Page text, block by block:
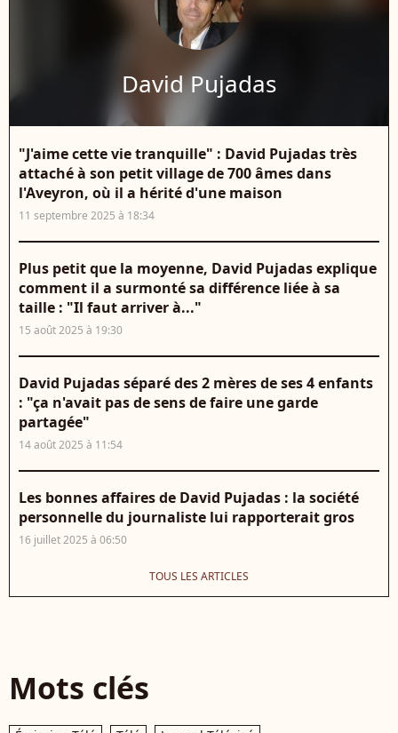
David Pujadas
"J'aime cette vie tranquille" : David Pujadas très
attaché à son petit village de 700 âmes dans
l'Aveyron, où il a hérité d'une maison
11 septembre 2025 à 18:34
Plus petit que la moyenne, David Pujadas explique
comment il a surmonté sa différence liée à sa
taille : "Il faut arriver à..."
15 août 2025 à 19:30
David Pujadas séparé des 2 mères de ses 4 enfants
: "ça n'avait pas de sens de faire une garde
partagée"
14 août 2025 à 11:54
Les bonnes affaires de David Pujadas : la société
personnelle du journaliste lui rapporterait gros
16 juillet 2025 à 06:50
TOUS LES ARTICLES
Mots clés